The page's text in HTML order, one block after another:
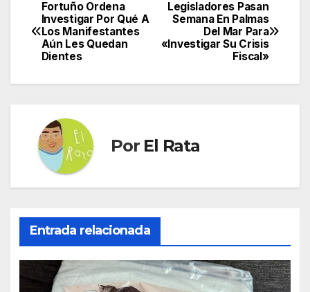
Navegación
de
Legisladores Pasan
Semana En Palmas
Del Mar Para
«Investigar Su Crisis
Fiscal»
Fortuño Ordena
Investigar Por Qué A
Los Manifestantes
Aún Les Quedan
Dientes
Por El Rata
Entrada relacionada